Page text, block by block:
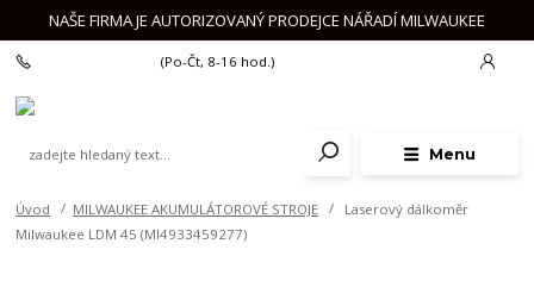
NAŠE FIRMA JE AUTORIZOVANÝ PRODEJCE NÁŘADÍ MILWAUKEE
Menu
(Po-Čt, 8-16 hod.)
Úvod MILWAUKEE AKUMULÁTOROVÉ STROJE
Laserový dálkoměr
Milwaukee LDM 45 (MI4933459277)